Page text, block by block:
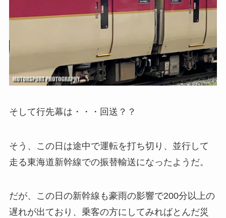
そして行先幕は・・・回送？？
そう、この日は途中で運転を打ち切り、並行して
走る東海道新幹線での振替輸送になったようだ。
だが、この日の新幹線も豪雨の影響で200分以上の
遅れが出ており、乗客の方にしてみればとんだ災